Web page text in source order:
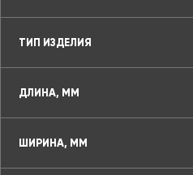
ТИП ИЗДЕЛИЯ
ДЛИНА, ММ
ШИРИНА, ММ